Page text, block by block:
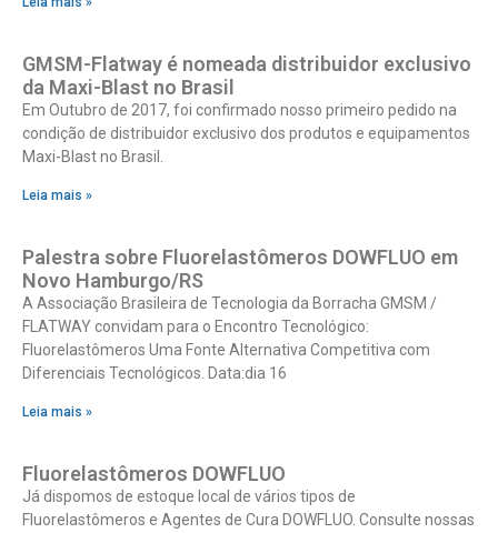
GMSM-Flatway é nomeada distribuidor exclusivo
da Maxi-Blast no Brasil
Em Outubro de 2017, foi confirmado nosso primeiro pedido na
condição de distribuidor exclusivo dos produtos e equipamentos
Maxi-Blast no Brasil.
Leia mais »
Palestra sobre Fluorelastômeros DOWFLUO em
Novo Hamburgo/RS
A Associação Brasileira de Tecnologia da Borracha GMSM /
FLATWAY convidam para o Encontro Tecnológico:
Fluorelastômeros Uma Fonte Alternativa Competitiva com
Diferenciais Tecnológicos. Data:dia 16
Leia mais »
Fluorelastômeros DOWFLUO
Já dispomos de estoque local de vários tipos de
Fluorelastômeros e Agentes de Cura DOWFLUO. Consulte nossas